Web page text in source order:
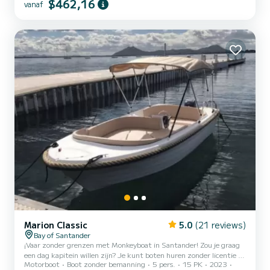
vanaf $462,16
Marion Classic 5.0 (21 reviews)
Bay of Santander
¡Vaar zonder grenzen met Monkeyboat in Santander! Zou je graag
een dag kapitein willen zijn? Je kunt boten huren zonder licentie en
op eigen gelegenheid de prachtige baai van Santander verkennen.
Motorboot Boot zonder bemanning 5 pers. 15 PK
2023